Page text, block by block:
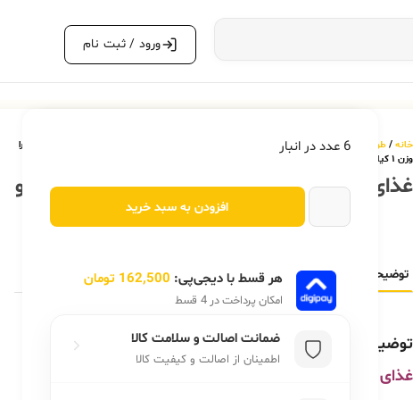
ورود / ثبت نام
خانه /طوطی سانان و پرندگان/غذای طوطی (پلت،دانه،سرلاک)
/ غذای کاسکو، شاه طوطی، کاکادو و آرا
وزن ۱ کیلو
غذای کاسکو، شاه طوطی، کاکادو و آرا وزن ۱ کیلو
650,000 تومان
توضیحات توضیحات تکمیلی نظرات (0)
توضیحات
غذای کاسکو، شاه طوطی، کاکادو و آرا
6 عدد در انبار
افزودن به سبد خرید
هر قسط با دیجی‌پی: 162,500 تومان
امکان پرداخت در 4 قسط
ضمانت اصالت و سلامت کالا
اطمینان از اصالت و کیفیت کالا